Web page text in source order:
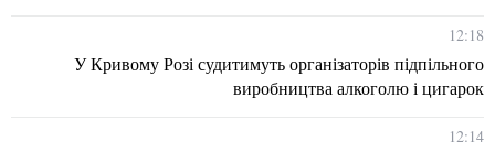
12:18
У Кривому Розі судитимуть організаторів підпільного
виробництва алкоголю і цигарок
12:14